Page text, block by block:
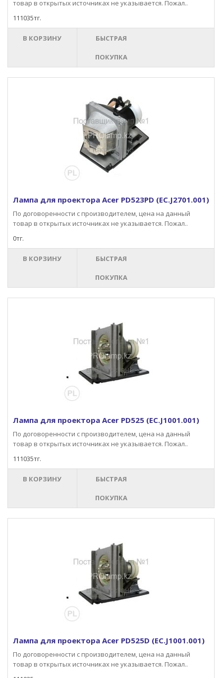
товар в открытых источниках не указывается. Пожал..
111035тг.
В КОРЗИНУ БЫСТРАЯ
ПОКУПКА
Лампа для проектора Acer PD523PD (EC.J2701.001)
По договоренности с производителем, цена на данный
товар в открытых источниках не указывается. Пожал..
0тг.
В КОРЗИНУ БЫСТРАЯ
ПОКУПКА
Лампа для проектора Acer PD525 (EC.J1001.001)
По договоренности с производителем, цена на данный
товар в открытых источниках не указывается. Пожал..
111035тг.
В КОРЗИНУ БЫСТРАЯ
ПОКУПКА
Лампа для проектора Acer PD525D (EC.J1001.001)
По договоренности с производителем, цена на данный
товар в открытых источниках не указывается. Пожал..